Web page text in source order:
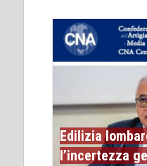
Edilizia
l’incertezza